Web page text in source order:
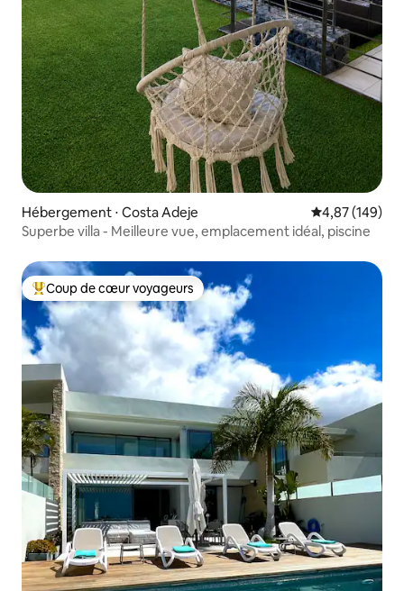
Hébergement ⋅ Costa Adeje Évaluation
4,87 (149)
Superbe villa - Meilleure vue, emplacement idéal, piscine
Coups de cœur voyageurs les plus appréciés
Coup de cœur voyageurs